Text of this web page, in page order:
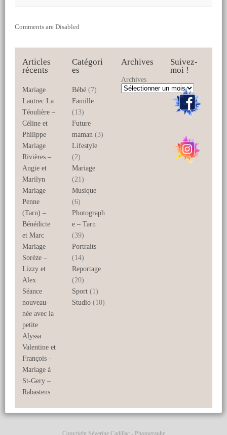
Comments are Disabled
Articles
récents
Mariage
Lautrec La
Téoulière –
Céline et
Philippe
Mariage
Rivières –
Angie et
Marilyn
Mariage
Penne
(Tarn) –
Bénédicte
et Marc
Mariage
Sorèze –
Lizzy et
Alex
Séance
nouveau-
née avec la
petite
Alyssa
Valentine et
François –
Mariage à
St-Gery –
Rabastens
Catégori
es
Bébé(7)
Famille
(13)
Future
maman(3)
Lifestyle
(2)
Mariage
(21)
Musique
(6)
Photograph
e – Tarn
(39)
Portraits
(14)
Reportage
(20)
Sport(1)
Studio(10)
Archives
Archives
Suivez-
moi !
Copyright Séverine Cadillac - Photographe